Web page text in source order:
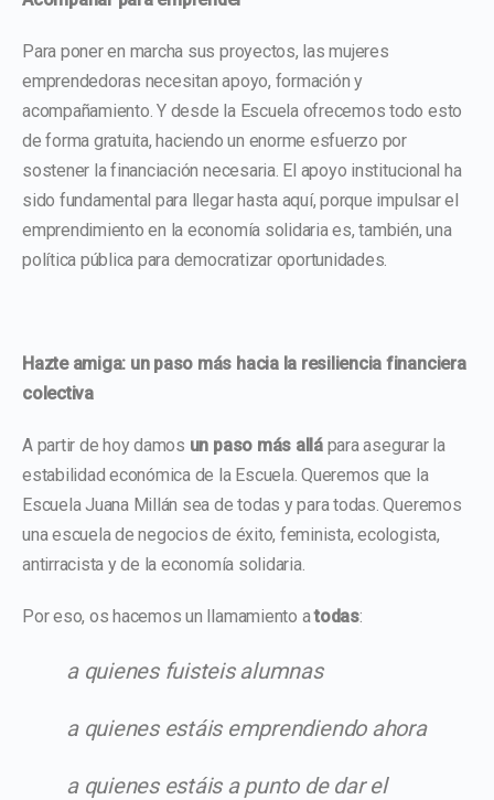
Para poner en marcha sus proyectos, las mujeres
emprendedoras necesitan apoyo, formación y
acompañamiento. Y desde la Escuela ofrecemos todo esto
de forma gratuita, haciendo un enorme esfuerzo por
sostener la financiación necesaria. El apoyo institucional ha
sido fundamental para llegar hasta aquí, porque impulsar el
emprendimiento en la economía solidaria es, también, una
política pública para democratizar oportunidades.
Hazte amiga: un paso más hacia la resiliencia financiera
colectiva
A partir de hoy damos un paso más allápara asegurar la
estabilidad económica de la Escuela. Queremos que la
Escuela Juana Millán sea de todas y para todas. Queremos
una escuela de negocios de éxito, feminista, ecologista,
antirracista y de la economía solidaria.
Por eso, os hacemos un llamamiento atodas:
a quienes fuisteis alumnas
a quienes estáis emprendiendo ahora
a quienes estáis a punto de dar el